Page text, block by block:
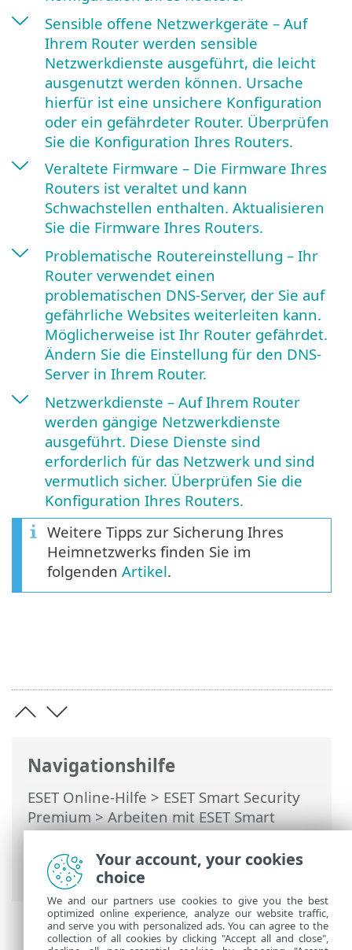
Navigationshilfe
ESET Online-Hilfe > ESET Smart Security
Premium>Arbeiten mit ESET Smart
Security Premium>Tools>Sicheres
Heimnetzwerk> Benachrichtigungen |
Sicheres Heimnetzwerk
Sensible offene Netzwerkgeräte – Auf
Ihrem Router werden sensible
Netzwerkdienste ausgeführt, die leicht
ausgenutzt werden können. Ursache
hierfür ist eine unsichere Konfiguration
oder ein gefährdeter Router. Überprüfen
Sie die Konfiguration Ihres Routers.
Veraltete Firmware – Die Firmware Ihres
Routers ist veraltet und kann
Schwachstellen enthalten. Aktualisieren
Sie die Firmware Ihres Routers.
Problematische Routereinstellung – Ihr
Router verwendet einen
problematischen DNS-Server, der Sie auf
gefährliche Websites weiterleiten kann.
Möglicherweise ist Ihr Router gefährdet.
Ändern Sie die Einstellung für den DNS-
Server in Ihrem Router.
Netzwerkdienste – Auf Ihrem Router
werden gängige Netzwerkdienste
ausgeführt. Diese Dienste sind
erforderlich für das Netzwerk und sind
vermutlich sicher. Überprüfen Sie die
Konfiguration Ihres Routers.
Weitere Tipps zur Sicherung Ihres
Heimnetzwerks finden Sie im
folgenden Artikel.
Your account, your cookies
choice
We and our partners use cookies to give you the best
optimized online experience, analyze our website traffic,
and serve you with personalized ads. You can agree to the
collection of all cookies by clicking "Accept all and close",